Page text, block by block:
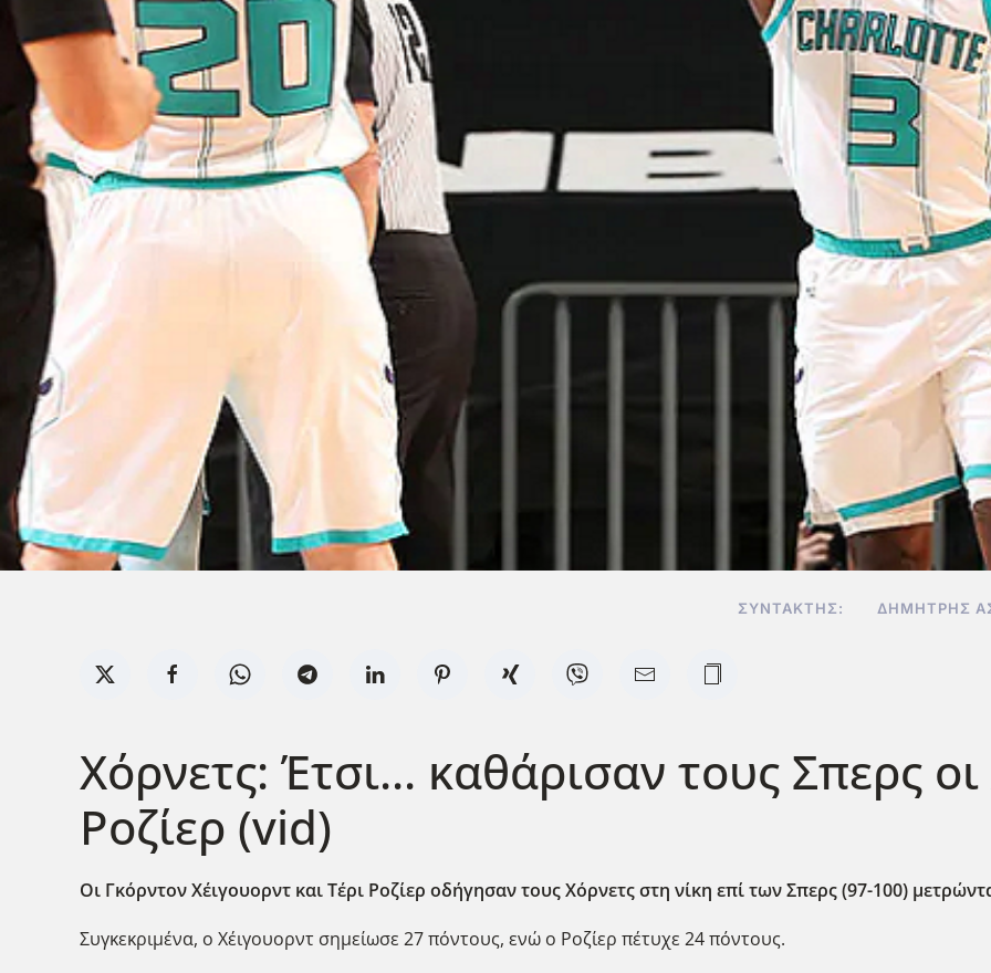
ΣΥΝΤΆΚΤΗΣ: ΔΗΜΉΤΡΗΣ
Χόρνετς: Έτσι... καθάρισαν τους Σπερς
Ροζίερ (vid)
Οι Γκόρντον Χέιγουορντ και Τέρι Ροζίερ οδήγησαν τους Χόρνετς στη νίκη επί των Σπερς (97-100)
Συγκεκριμένα, ο Χέιγουορντ σημείωσε 27 πόντους, ενώ ο Ροζίερ πέτυχε 24 πόντους.